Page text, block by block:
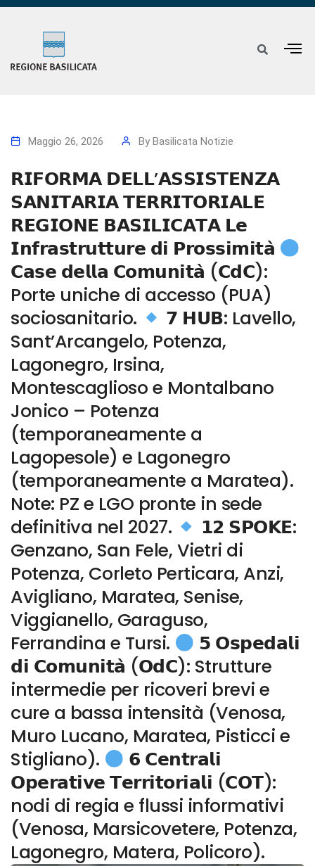
Maggio 26, 2026 By Basilicata Notizie
𝗥𝗜𝗙𝗢𝗥𝗠𝗔 𝗗𝗘𝗟𝗟’𝗔𝗦𝗦𝗜𝗦𝗧𝗘𝗡𝗭𝗔
𝗦𝗔𝗡𝗜𝗧𝗔𝗥𝗜𝗔 𝗧𝗘𝗥𝗥𝗜𝗧𝗢𝗥𝗜𝗔𝗟𝗘
𝗥𝗘𝗚𝗜𝗢𝗡𝗘 𝗕𝗔𝗦𝗜𝗟𝗜𝗖𝗔𝗧𝗔 𝗟𝗲
𝗜𝗻𝗳𝗿𝗮𝘀𝘁𝗿𝘂𝘁𝘁𝘂𝗿𝗲 𝗱𝗶 𝗣𝗿𝗼𝘀𝘀𝗶𝗺𝗶𝘁𝗮̀
𝗖𝗮𝘀𝗲 𝗱𝗲𝗹𝗹𝗮 𝗖𝗼𝗺𝘂𝗻𝗶𝘁𝗮̀ (𝗖𝗱𝗖):
Porte uniche di accesso (PUA)
sociosanitario.
𝟳 𝗛𝗨𝗕: Lavello,
Sant’Arcangelo, Potenza,
Lagonegro, Irsina,
Montescaglioso e Montalbano
Jonico – Potenza
(temporaneamente a
Lagopesole) e Lagonegro
(temporaneamente a Maratea).
Note: PZ e LGO pronte in sede
definitiva nel 2027.
𝟭𝟮 𝗦𝗣𝗢𝗞𝗘:
Genzano, San Fele, Vietri di
Potenza, Corleto Perticara, Anzi,
Avigliano, Maratea, Senise,
Viggianello, Garaguso,
Ferrandina e Tursi.
𝟱 𝗢𝘀𝗽𝗲𝗱𝗮𝗹𝗶
𝗱𝗶 𝗖𝗼𝗺𝘂𝗻𝗶𝘁𝗮̀ (𝗢𝗱𝗖): Strutture
intermedie per ricoveri brevi e
cure a bassa intensità (Venosa,
Muro Lucano, Maratea, Pisticci e
Stigliano).
𝟲 𝗖𝗲𝗻𝘁𝗿𝗮𝗹𝗶
𝗢𝗽𝗲𝗿𝗮𝘁𝗶𝘃𝗲 𝗧𝗲𝗿𝗿𝗶𝘁𝗼𝗿𝗶𝗮𝗹𝗶 (𝗖𝗢𝗧):
nodi di regia e flussi informativi
(Venosa, Marsicovetere, Potenza,
Lagonegro, Matera, Policoro).